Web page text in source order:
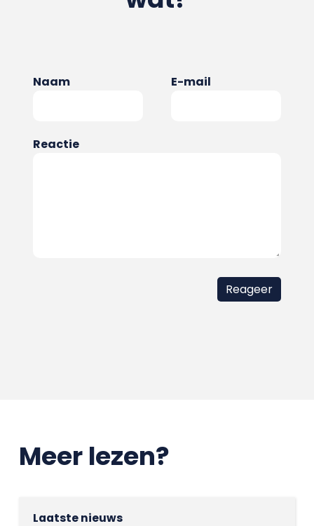
Naam E-mail
Reactie
Meer lezen?
Laatste nieuws